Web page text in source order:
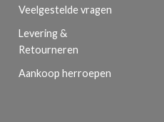
Veelgestelde vragen
Levering &
Retourneren
Aankoop herroepen